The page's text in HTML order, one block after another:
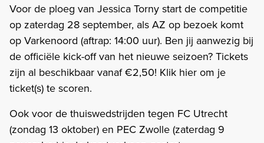
Voor de ploeg van Jessica Torny start de competitie
op zaterdag 28 september, als AZ op bezoek komt
op Varkenoord (aftrap: 14:00 uur). Ben jij aanwezig bij
de officiële kick-off van het nieuwe seizoen? Tickets
zijn al beschikbaar vanaf €2,50! Klik hier om je
ticket(s) te scoren.
Ook voor de thuiswedstrijden tegen FC Utrecht
(zondag 13 oktober) en PEC Zwolle (zaterdag 9